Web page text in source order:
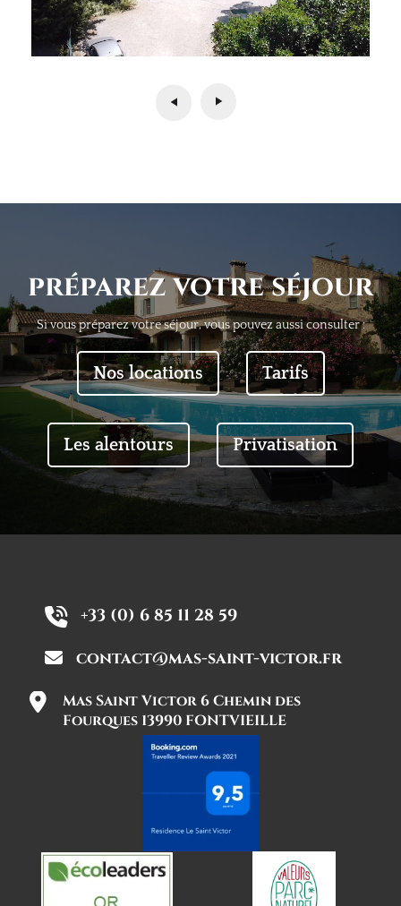
préparez votre séjour
Si vous préparez votre séjour, vous pouvez aussi consulter :
Nos locations Tarifs
Les alentours Privatisation
+33 (0) 6 85 11 28 59
contact@mas-saint-victor.fr
Mas Saint Victor 6 Chemin des
Fourques 13990 FONTVIEILLE